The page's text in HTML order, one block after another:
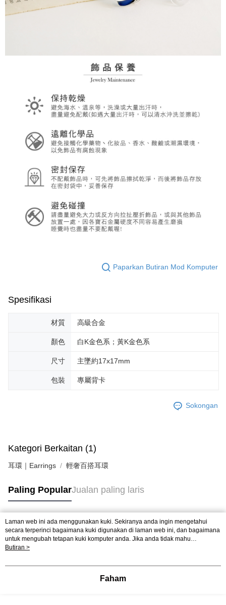
Paparkan Butiran Mod Komputer
Spesifikasi
材質 高級合金
顏色 白K金色系；黃K金色系
尺寸 主墜約17x17mm
包裝 專屬背卡
Sokongan
Kategori Berkaitan (1)
耳環｜Earrings 輕奢百搭耳環
Paling PopularJualan paling laris
Tag Popular
Laman web ini ada menggunakan kuki. Sekiranya anda ingin mengetahui
secara terperinci bagaimana kuki digunakan di laman web ini, dan bagaimana
untuk mengubah tetapan kuki komputer anda. Jika anda tidak mahu
menggunakan kuki di komputer anda, sila rujuk penerangan mengenai kuki.
mengetahui secara terperinci bagaimana kuki digunakan di laman web ini,
mahu menggunakan kuki di komputer anda, sila rujuk penerangan mengenai
Butiran >
Faham